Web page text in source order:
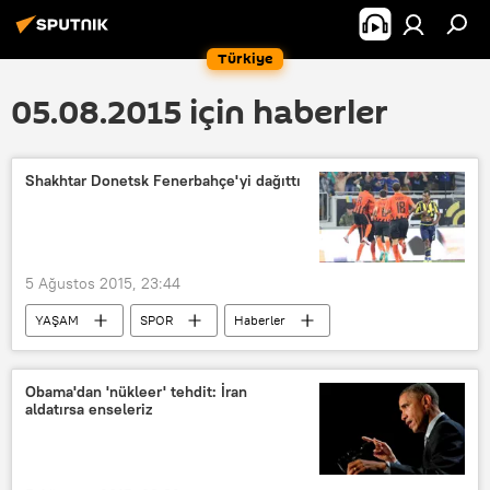
Türkiye
05.08.2015 için haberler
Shakhtar Donetsk Fenerbahçe'yi dağıttı
5 Ağustos 2015, 23:44
YAŞAM SPOR
Haberler
Shakhtar Donetsk
Obama'dan 'nükleer' tehdit: İran
aldatırsa enseleriz